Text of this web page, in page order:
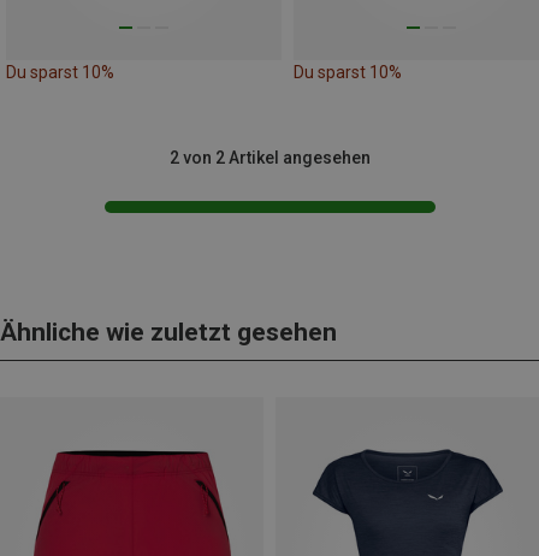
Du sparst 10% Du sparst 10%
2 von 2 Artikel angesehen
Ähnliche wie zuletzt gesehen